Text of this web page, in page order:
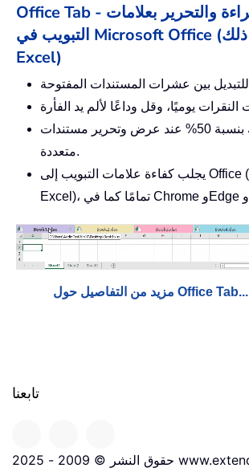
Office Tab - تمكين القراءة والتحرير بعلامات
التبويب في Microsoft Office (بما في ذلك
Excel)
يزيد من إنتاجيتك بنسبة 50% عند عرض وتحرير مستندات
متعددة.
يجلب كفاءة علامات التبويب إلى Office (بما في ذلك
مزيد من التفاصيل حول Office Tab...
تابعنا
حقوق النشر © 2009 - 2025 www.extendoffice.com. |